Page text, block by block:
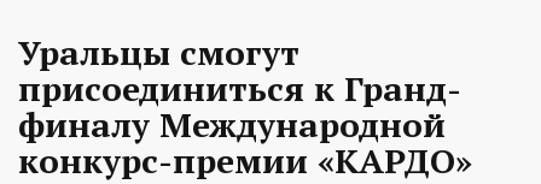
Уральцы смогут
присоединиться к Гранд-
финалу Международной
конкурс-премии «КАРДО»